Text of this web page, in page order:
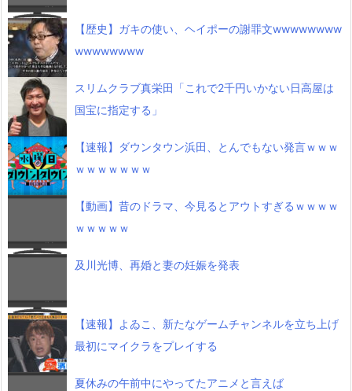
【歴史】ガキの使い、ヘイポーの謝罪文wwwwwwww
wwwwwwww
スリムクラブ真栄田「これで2千円いかない日高屋は
国宝に指定する」
【速報】ダウンタウン浜田、とんでもない発言ｗｗｗ
ｗｗｗｗｗｗｗ
【動画】昔のドラマ、今見るとアウトすぎるｗｗｗｗ
ｗｗｗｗｗ
及川光博、再婚と妻の妊娠を発表
【速報】よゐこ、新たなゲームチャンネルを立ち上げ
最初にマイクラをプレイする
夏休みの午前中にやってたアニメと言えば